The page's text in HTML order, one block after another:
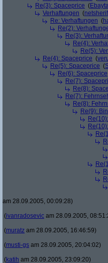
Re(3): Spaceprice (
Verhaftungen (
Re: Verhaftungen (
Re(2):
Re(3):
Re(4):
Re(5):
Re(4): Spaceprice (
Re(5): Spaceprice (
Re(6): Spaceprice
Re(7):
Re(8):
Re(7):
Re(8):
Re(9):
am 28.09.2005, 00:09:28)
(ivanradosevic am 28.09.2005,
(muratz am 28.09.2005, 16:46:59)
(musti-gs am 28.09.2005, 20:04:02)
(katih am 28.09.2005, 23:09:20)